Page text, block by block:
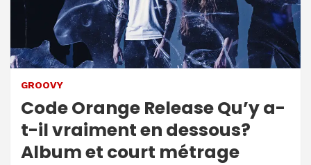
GROOVY
Code Orange Release Qu’y a-
t-il vraiment en dessous?
Album et court métrage